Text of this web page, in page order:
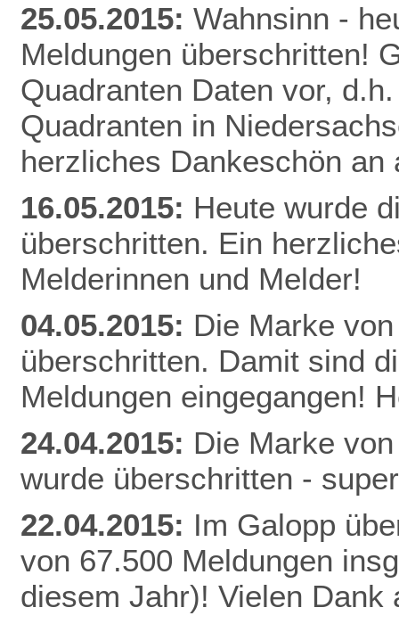
25.05.2015: Wahnsinn -
Meldungen überschritten!
Quadranten Daten vor,
Quadranten in
herzliches Dankeschön
16.05.2015: Heute wurde
überschritten. Ein
Melderinnen und Melder!
04.05.2015: Die Marke
überschritten. Damit sind
Meldungen eingegangen!
24.04.2015: Die Marke
wurde überschritten -
22.04.2015: Im Galopp
von 67.500 Meldungen
diesem Jahr)! Vielen